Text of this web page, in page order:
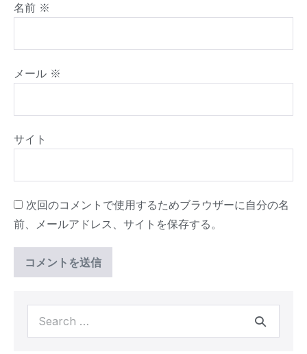
名前 ※
メール ※
サイト
次回のコメントで使用するためブラウザーに自分の名
前、メールアドレス、サイトを保存する。